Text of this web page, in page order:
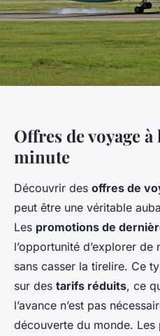
Offres de voyage
minute
Découvrir des offres de
peut être une véritable
Les promotions de
l’opportunité d’explorer
sans casser la tirelire. Ce
sur des tarifs réduits, ce
l’avance n’est pas
découverte du monde.